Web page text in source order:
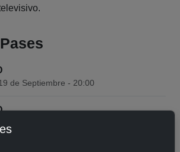
de Septiembre - 20:00
de Septiembre - 20:48